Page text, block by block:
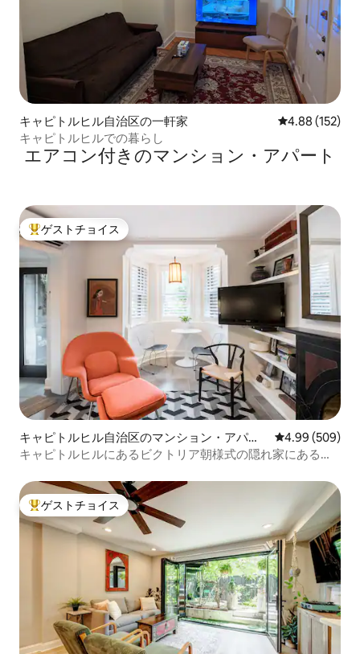
キャピトルヒル自治区の一軒家 レビュー152
4.88 (152)
キャピトルヒルでの暮らし
エアコン付きのマンション・アパート
大好評のゲストチョイスです。
ゲストチョイス
キャピトルヒル自治区のマンション・アパー
ト
レビュー509
4.99 (509)
キャピトルヒルにあるビクトリア朝様式の隠れ家にあるモ
大好評のゲストチョイスです。
ゲストチョイス